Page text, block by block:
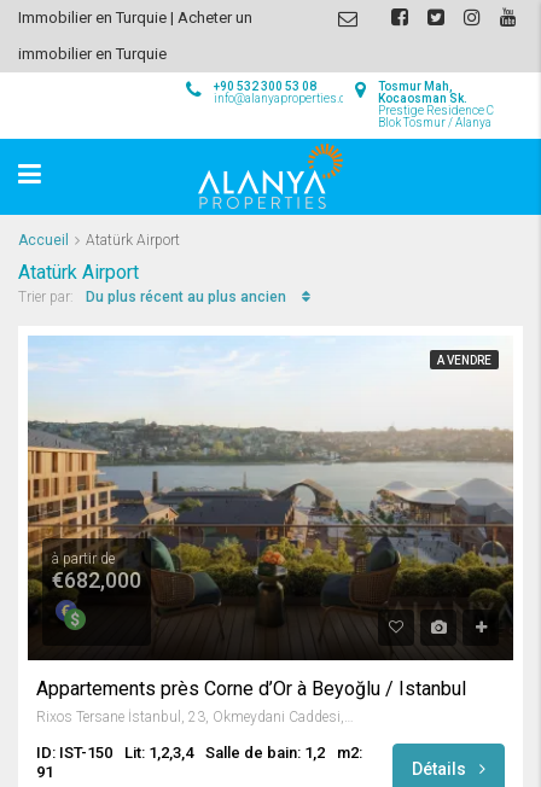
Immobilier en Turquie | Acheter un
immobilier en Turquie
Tosmur Mah,
Kocaosman Sk.
Prestige Residence C
Blok Tosmur / Alanya
+90 532 300 53 08
info@alanyaproperties.com
Accueil Atatürk Airport
Atatürk Airport
Trier par: Du plus récent au plus ancien
A VENDRE
à partir de
€682,000
Appartements près Corne d’Or à Beyoğlu / Istanbul
Rixos Tersane İstanbul, 23, Okmeydani Caddesi, Keçeci Piri, Keçeci Piri Mahallesi, Beyoğlu, İstanbul, Marmara Bölgesi, 34445, Türkiye
ID: IST-150 Lit: 1,2,3,4 Salle de bain: 1,2
m2:
91
Détails